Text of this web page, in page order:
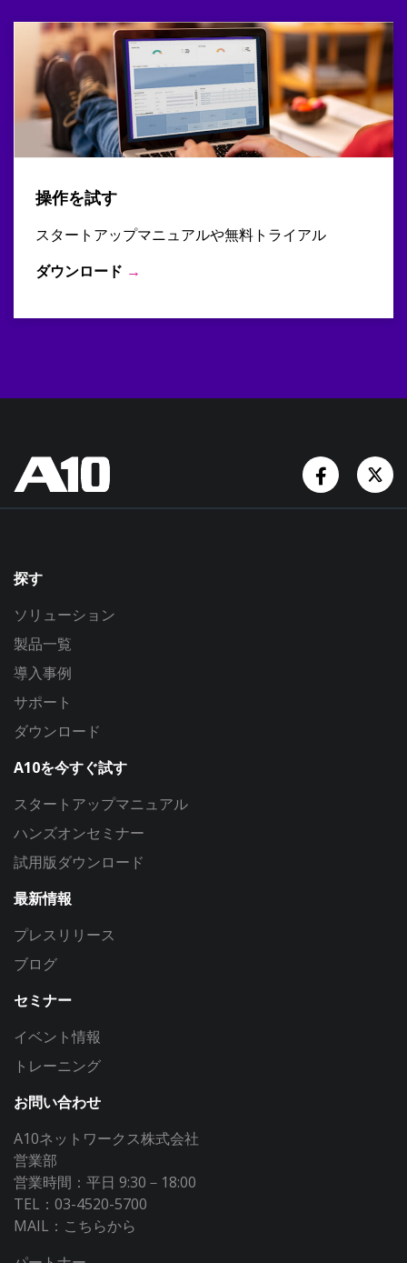
操作を試す
スタートアップマニュアルや無料トライアル
ダウンロード →
探す
ソリューション
製品一覧
導入事例
サポート
ダウンロード
A10を今すぐ試す
スタートアップマニュアル
ハンズオンセミナー
試用版ダウンロード
最新情報
プレスリリース
ブログ
セミナー
イベント情報
トレーニング
お問い合わせ
A10ネットワークス株式会社
営業部
営業時間：平日 9:30－18:00
TEL：03-4520-5700
MAIL： こちらから